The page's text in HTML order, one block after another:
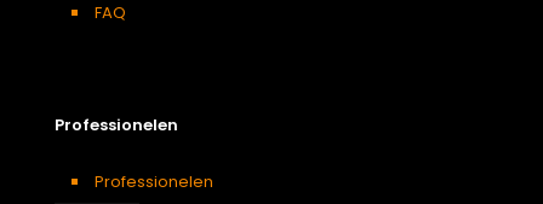
FAQ
Professionelen
Professionelen